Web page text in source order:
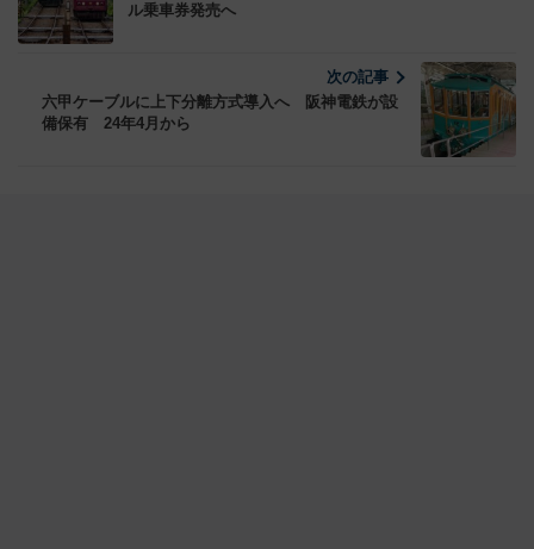
ル乗車券発売へ
次の記事
六甲ケーブルに上下分離方式導入へ 阪神電鉄が設
備保有 24年4月から